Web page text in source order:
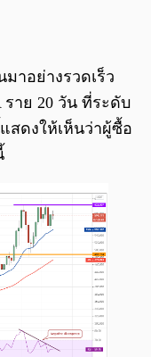
าอย่างรวดเร็ว
ราย 20 วัน ที่ระดับ
สดงให้เห็นว่าผู้ซื้อ